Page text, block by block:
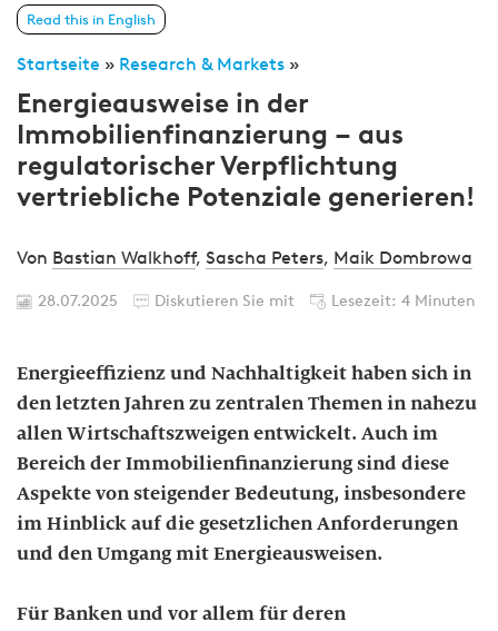
Read this in English
Startseite » Research & Markets »
Energieausweise in der
Immobilienfinanzierung – aus
regulatorischer Verpflichtung
vertriebliche Potenziale generieren!
Von Bastian Walkhoff, Sascha Peters, Maik Dombrowa
28.07.2025 Diskutieren Sie mit Lesezeit: 4 Minuten
Energieeffizienz und Nachhaltigkeit haben sich in
den letzten Jahren zu zentralen Themen in nahezu
allen Wirtschaftszweigen entwickelt. Auch im
Bereich der Immobilienfinanzierung sind diese
Aspekte von steigender Bedeutung, insbesondere
im Hinblick auf die gesetzlichen Anforderungen
und den Umgang mit Energieausweisen.
Für Banken und vor allem für deren